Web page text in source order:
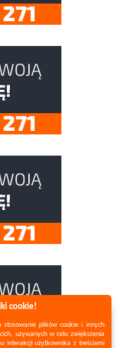
cookie!
stosowanie plików cookie i innych
używanych w celu zwiększenia
interakcji użytkownika z treściami